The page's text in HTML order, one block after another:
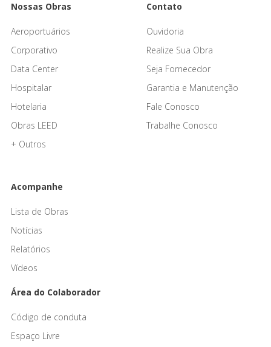
Nossas Obras
Aeroportuários
Corporativo
Data Center
Hospitalar
Hotelaria
Obras LEED
+ Outros
Contato
Ouvidoria
Realize Sua Obra
Seja Fornecedor
Garantia e Manutenção
Fale Conosco
Trabalhe Conosco
Acompanhe
Lista de Obras
Notícias
Relatórios
Vídeos
Área do Colaborador
Código de conduta
Espaço Livre